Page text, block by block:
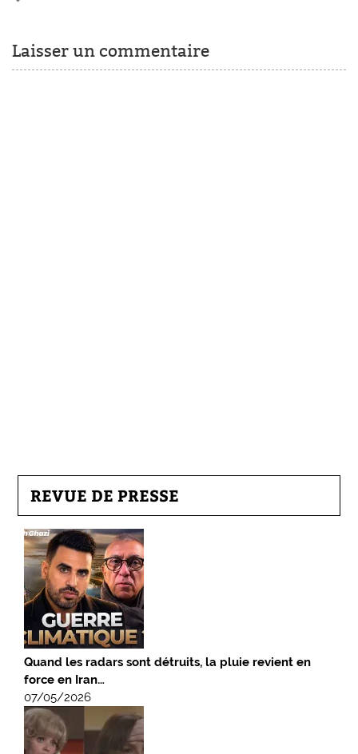
Laisser un commentaire
REVUE DE PRESSE
Quand les radars sont détruits, la pluie revient en
force en Iran…
07/05/2026